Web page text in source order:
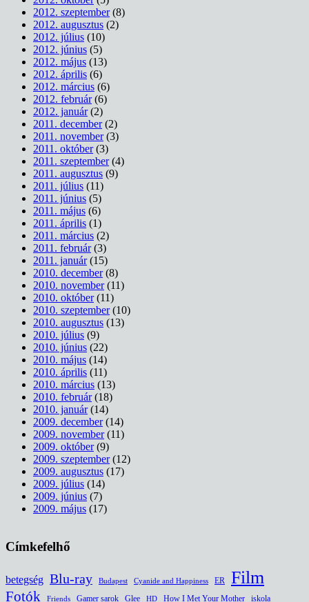
2012. szeptember(8)
2012. augusztus (2)
2012. július (10)
2012. június (5)
2012. május (13)
2012. április (6)
2012. március (6)
2012. február(6)
2012. január(2)
2011. december(2)
2011. november(3)
2011. október(3)
2011. szeptember(4)
2011. augusztus (9)
2011. július (11)
2011. június (5)
2011. május (6)
2011. április (1)
2011. március (2)
2011. február(3)
2011. január(15)
2010. december(8)
2010. november(11)
2010. október(11)
2010. szeptember(10)
2010. augusztus (13)
2010. július (9)
2010. június (22)
2010. május (14)
2010. április (11)
2010. március (13)
2010. február(18)
2010. január(14)
2009. december(14)
2009. november(11)
2009. október(9)
2009. szeptember(12)
2009. augusztus (17)
2009. július (14)
2009. június (7)
2009. május (17)
Címkefelhő
betegség Blu-ray Budapest Cyanide and Happiness ER Film
Fotók Friends Gamer sarok Glee HD How I Met Your Mother iskola